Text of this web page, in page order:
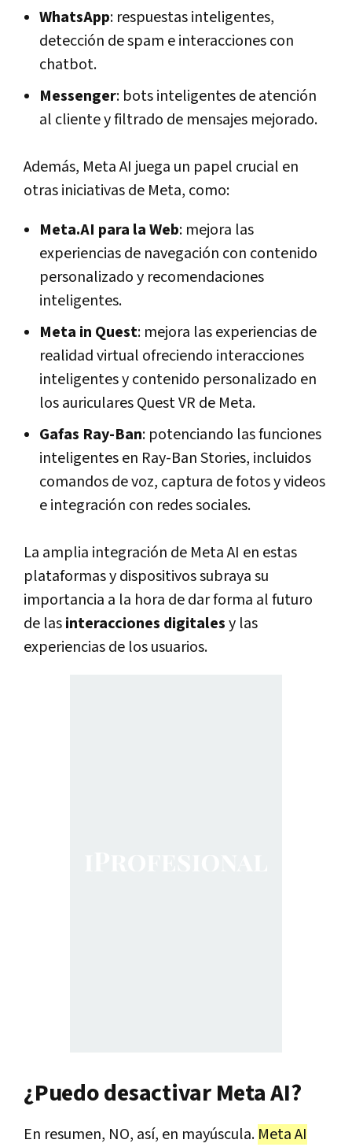
WhatsApp: respuestas inteligentes,
detección de spam e interacciones con
chatbot.
Messenger: bots inteligentes de atención
al cliente y filtrado de mensajes mejorado.
Además, Meta AI juega un papel crucial en
otras iniciativas de Meta, como:
Meta.AI para la Web: mejora las
experiencias de navegación con contenido
personalizado y recomendaciones
inteligentes.
Meta in Quest: mejora las experiencias de
realidad virtual ofreciendo interacciones
inteligentes y contenido personalizado en
los auriculares Quest VR de Meta.
Gafas Ray-Ban: potenciando las funciones
inteligentes en Ray-Ban Stories, incluidos
comandos de voz, captura de fotos y videos
e integración con redes sociales.
La amplia integración de Meta AI en estas
plataformas y dispositivos subraya su
importancia a la hora de dar forma al futuro
de lasinteracciones digitalesy las
experiencias de los usuarios.
¿Puedo desactivar Meta AI?
En resumen, NO, así, en mayúscula. Meta AI